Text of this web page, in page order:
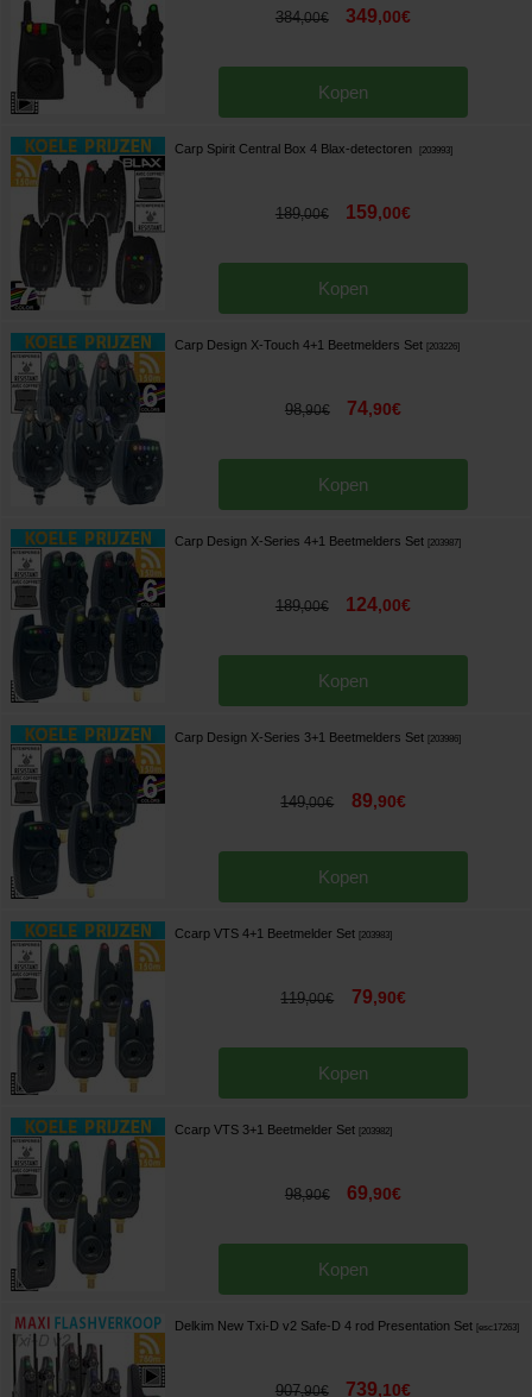
384,00€ 349,00€
Kopen
Carp Spirit Central Box 4 Blax-detectoren 203993]
189,00€ 159,00€
Kopen
Carp Design X-Touch 4+1 Beetmelders Set 203226]
98,90€ 74,90€
Kopen
Carp Design X-Series 4+1 Beetmelders Set 203987]
189,00€ 124,00€
Kopen
Carp Design X-Series 3+1 Beetmelders Set 203986]
149,00€ 89,90€
Kopen
Ccarp VTS 4+1 Beetmelder Set 203983]
119,00€ 79,90€
Kopen
Ccarp VTS 3+1 Beetmelder Set 203982]
98,90€ 69,90€
Kopen
Delkim New Txi-D v2 Safe-D 4 rod Presentation Set [esc17263]
907,90€ 739,10€